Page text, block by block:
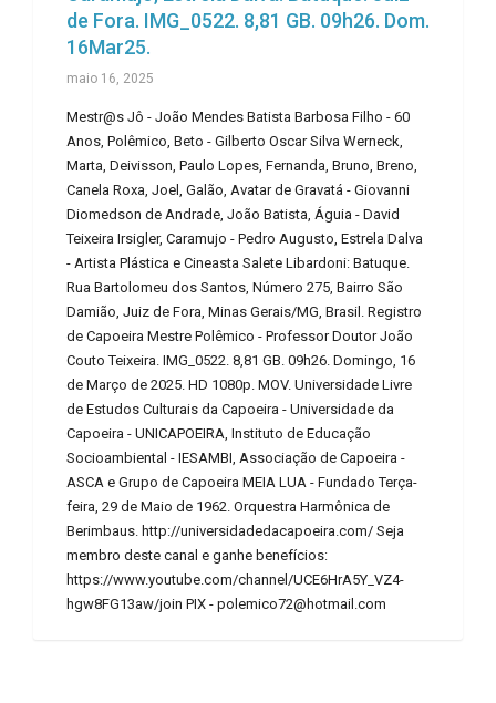
de Fora. IMG_0522. 8,81 GB. 09h26. Dom.
16Mar25.
maio 16, 2025
Mestr@s Jô - João Mendes Batista Barbosa Filho - 60
Anos, Polêmico, Beto - Gilberto Oscar Silva Werneck,
Marta, Deivisson, Paulo Lopes, Fernanda, Bruno, Breno,
Canela Roxa, Joel, Galão, Avatar de Gravatá - Giovanni
Diomedson de Andrade, João Batista, Águia - David
Teixeira Irsigler, Caramujo - Pedro Augusto, Estrela Dalva
- Artista Plástica e Cineasta Salete Libardoni: Batuque.
Rua Bartolomeu dos Santos, Número 275, Bairro São
Damião, Juiz de Fora, Minas Gerais/MG, Brasil. Registro
de Capoeira Mestre Polêmico - Professor Doutor João
Couto Teixeira. IMG_0522. 8,81 GB. 09h26. Domingo, 16
de Março de 2025. HD 1080p. MOV. Universidade Livre
de Estudos Culturais da Capoeira - Universidade da
Capoeira - UNICAPOEIRA, Instituto de Educação
Socioambiental - IESAMBI, Associação de Capoeira -
ASCA e Grupo de Capoeira MEIA LUA - Fundado Terça-
feira, 29 de Maio de 1962. Orquestra Harmônica de
Berimbaus. http://universidadedacapoeira.com/ Seja
membro deste canal e ganhe benefícios:
https://www.youtube.com/channel/UCE6HrA5Y_VZ4-
hgw8FG13aw/join PIX - polemico72@hotmail.com